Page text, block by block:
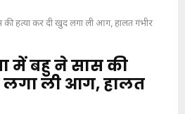
हत्या कर दी खुद लगा ली आग, हालत गंभीर
में बहु ने सास की
लगा ली आग, हालत